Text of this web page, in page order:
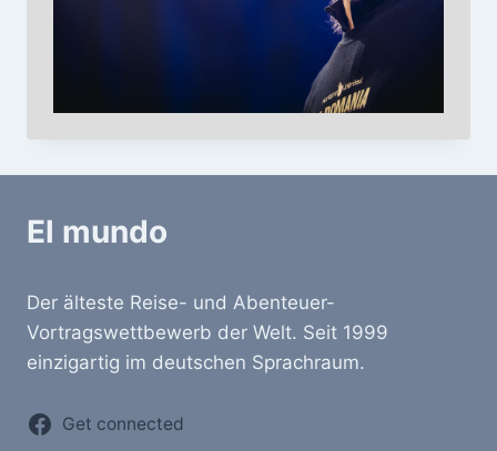
El mundo
Der älteste Reise- und Abenteuer-
Vortragswettbewerb der Welt. Seit 1999
einzigartig im deutschen Sprachraum.
Get connected